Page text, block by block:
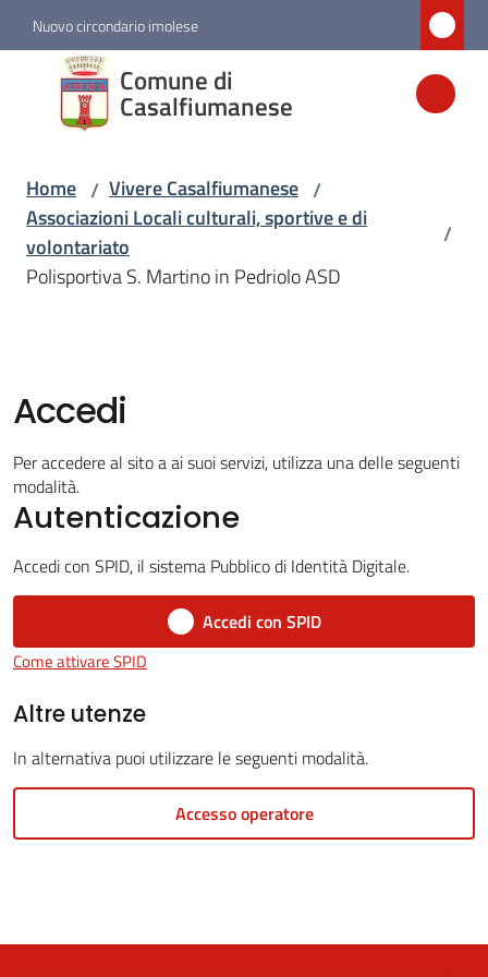
Vai al contenuto
Vai alla navigazione
Vai al footer
Nuovo circondario imolese
Comune di
Casalfiumanese
Comune di
Casalfiumanese
Amministrazione
Novità
Casalfiumanese
5x1000
Servizi
line
Tutti
argomenti
Home / Vivere Casalfiumanese /
Associazioni Locali culturali, sportive e di
volontariato
/
Polisportiva S. Martino in Pedriolo ASD
Accedi
Per accedere al sito a ai suoi servizi, utilizza una delle seguenti
modalità.
Autenticazione
Accedi con SPID, il sistema Pubblico di Identità Digitale.
Accedi con SPID
Come attivare SPID
Altre utenze
In alternativa puoi utilizzare le seguenti modalità.
Accesso operatore